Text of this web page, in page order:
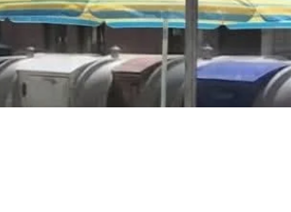
2025 e chiunque si mett